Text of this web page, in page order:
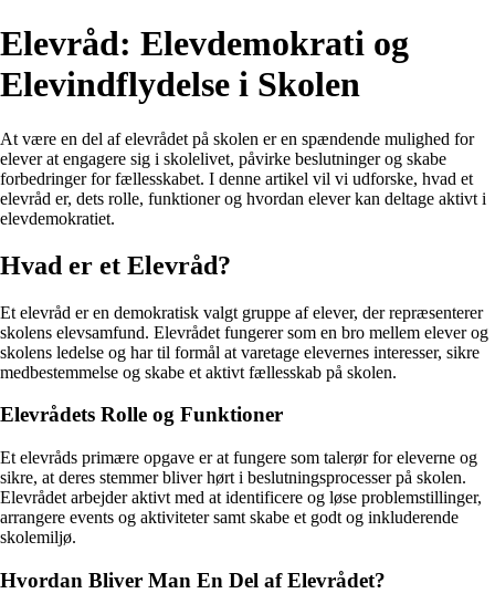
Elevråd: Elevdemokrati og
Elevindflydelse i Skolen
At være en del af elevrådet på skolen er en spændende mulighed for
elever at engagere sig i skolelivet, påvirke beslutninger og skabe
forbedringer for fællesskabet. I denne artikel vil vi udforske, hvad et
elevråd er, dets rolle, funktioner og hvordan elever kan deltage aktivt i
elevdemokratiet.
Hvad er et Elevråd?
Et elevråd er en demokratisk valgt gruppe af elever, der repræsenterer
skolens elevsamfund. Elevrådet fungerer som en bro mellem elever og
skolens ledelse og har til formål at varetage elevernes interesser, sikre
medbestemmelse og skabe et aktivt fællesskab på skolen.
Elevrådets Rolle og Funktioner
Et elevråds primære opgave er at fungere som talerør for eleverne og
sikre, at deres stemmer bliver hørt i beslutningsprocesser på skolen.
Elevrådet arbejder aktivt med at identificere og løse problemstillinger,
arrangere events og aktiviteter samt skabe et godt og inkluderende
skolemiljø.
Hvordan Bliver Man En Del af Elevrådet?